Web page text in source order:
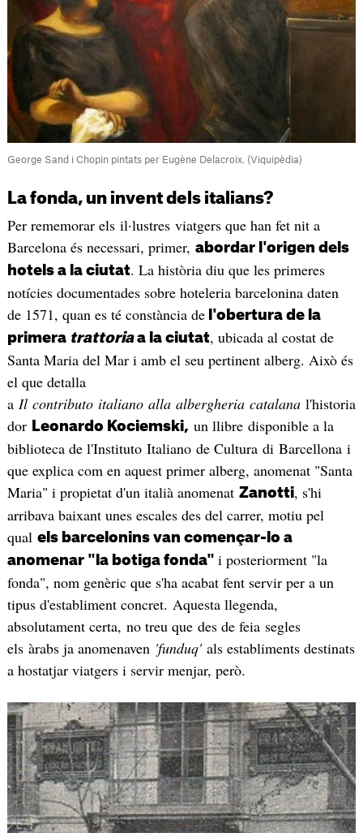
George Sand i Chopin pintats per Eugène Delacroix. (Viquipèdia)
La fonda, un invent dels italians?
Per rememorar els il·lustres viatgers que han fet nit a
Barcelona és necessari, primer, abordar l'origen dels
hotels a la ciutat. La història diu que les primeres
notícies documentades sobre hoteleria barcelonina daten
de 1571, quan es té constància del'obertura de la
primera trattoriaa la ciutat, ubicada al costat de
Santa Maria del Mar i amb el seu pertinent alberg. Això és
el que detalla
a Il contributo italiano alla albergheria catalanal'historia
dor Leonardo Kociemski, un llibre disponible a la
biblioteca de l'Instituto Italiano de Cultura di Barcellona i
que explica com en aquest primer alberg, anomenat "Santa
Maria" i propietat d'un italià anomenat Zanotti, s'hi
arribava baixant unes escales des del carrer, motiu pel
qual els barcelonins van començar-lo a
anomenar "la botiga fonda" i posteriorment "la
fonda", nom genèric que s'ha acabat fent servir per a un
tipus d'establiment concret. Aquesta llegenda,
absolutament certa, no treu que des de feia segles
els àrabs ja anomenaven 'funduq'als establiments destinats
a hostatjar viatgers i servir menjar, però.